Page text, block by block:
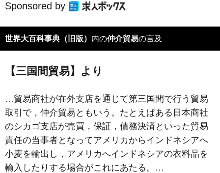
Sponsored by
世界大百科事典（旧版） 内の仲介貿易の言及
【三国間貿易】より
…貿易商社が在外支店を通じて第三国間で行う貿易
取引で，仲介貿易ともいう。たとえばある日本商社
のシカゴ支店が売買，保証，債務決済といった貿易
責任の当事者となってアメリカからインドネシアへ
小麦を輸出し，アメリカへインドネシアの衣料品を
輸入したりする場合がこれにあたる。…